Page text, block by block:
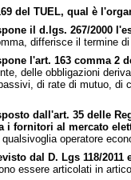
del TUEL, qual è
il d.lgs. 267/2000
differisce il termine
l'art. 163 comma 2
delle obbligazioni
di rate di mutuo, di
dall'art. 35 delle
i fornitori al mercato
operatore
dal D. Lgs 118/
essere articolati in